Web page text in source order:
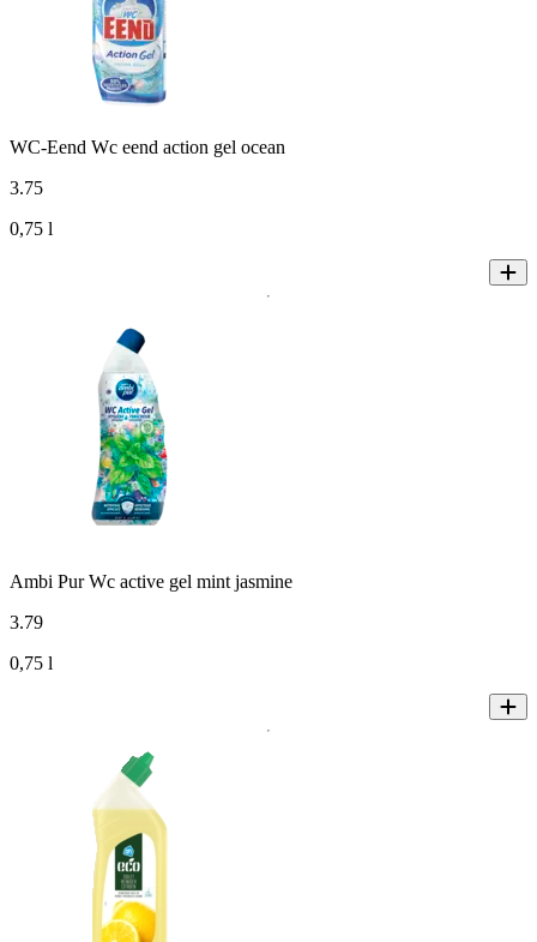
WC-Eend Wc eend action gel ocean
3.75
0,75 l
Ambi Pur Wc active gel mint jasmine
3.79
0,75 l